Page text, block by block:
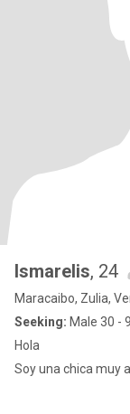
Ismarelis, 24
Maracaibo, Zulia,
Seeking: Male 30 -
Hola
Soy una chica muy